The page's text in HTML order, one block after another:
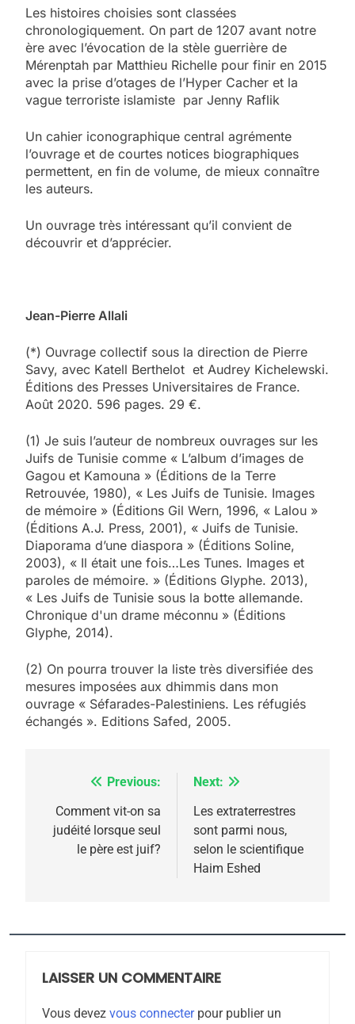
Les histoires choisies sont classées
chronologiquement. On part de 1207 avant notre
ère avec l’évocation de la stèle guerrière de
Mérenptah par Matthieu Richelle pour finir en 2015
avec la prise d’otages de l’Hyper Cacher et la
vague terroriste islamiste par Jenny Raflik
Un cahier iconographique central agrémente
l’ouvrage et de courtes notices biographiques
permettent, en fin de volume, de mieux connaître
les auteurs.
Un ouvrage très intéressant qu’il convient de
découvrir et d’apprécier.
Jean-Pierre Allali
(*) Ouvrage collectif sous la direction de Pierre
Savy, avec Katell Berthelot et Audrey Kichelewski.
Éditions des Presses Universitaires de France.
Août 2020. 596 pages. 29 €.
(1) Je suis l’auteur de nombreux ouvrages sur les
Juifs de Tunisie comme « L’album d’images de
Gagou et Kamouna » (Éditions de la Terre
Retrouvée, 1980), « Les Juifs de Tunisie. Images
de mémoire » (Éditions Gil Wern, 1996, « Lalou »
(Éditions A.J. Press, 2001), « Juifs de Tunisie.
Diaporama d’une diaspora » (Éditions Soline,
2003), « Il était une fois…Les Tunes. Images et
paroles de mémoire. » (Éditions Glyphe. 2013),
« Les Juifs de Tunisie sous la botte allemande.
Chronique d'un drame méconnu » (Éditions
Glyphe, 2014).
(2) On pourra trouver la liste très diversifiée des
mesures imposées aux dhimmis dans mon
ouvrage « Séfarades-Palestiniens. Les réfugiés
échangés ». Editions Safed, 2005.
Navigation
de
l’article
Previous:
Comment vit-on sa
judéité lorsque seul
le père est juif?
Next:
Les extraterrestres
sont parmi nous,
selon le scientifique
Haim Eshed
LAISSER UN COMMENTAIRE
Vous devez vous connecterpour publier un
2025, l’année la plus
meurtrière selon le
POURQUOI JE REVENDIQUE
Zrihen-Dvir